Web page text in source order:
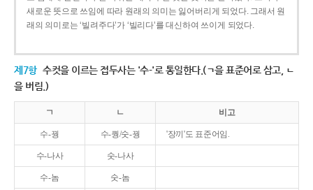
새로운 뜻으로 쓰임에 따라 원래의 의미는 잃어버리게 되었다. 그래서 원
래의 의미로는 ‘빌려주다’가 ‘빌리다’를 대신하여 쓰이게 되었다.
제7항 수컷을 이르는 접두사는 '수-'로 통일한다.(ㄱ을 표준어로 삼고, ㄴ
을 버림.)
ㄱ ㄴ 비고
수-꿩 수-퀑/숫-꿩 '장끼'도 표준어임.
수-나사 숫-나사
수-놈 숫-놈